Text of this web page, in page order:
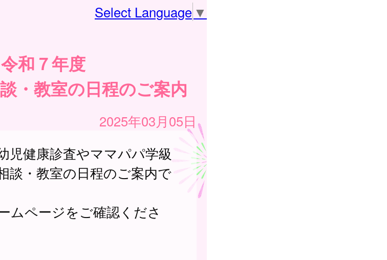
Select Language ▼
令和７年度
・教室の日程のご案内
2025年03月05日
児健康診査やママパパ学級
談・教室の日程のご案内で
ムページをご確認くださ